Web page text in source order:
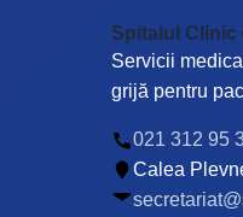
Spitalul Clinic
Servicii
grijă pentru
021 312 95
Calea